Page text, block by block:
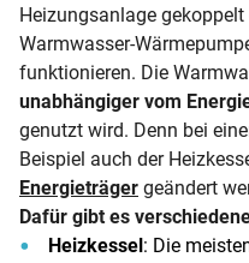
Heizungsanlage
Warmwasser-
funktionieren. Die
unabhängiger vom
genutzt wird. Denn bei
Beispiel auch der
Energieträger geändert
Dafür gibt es
Heizkessel : Die